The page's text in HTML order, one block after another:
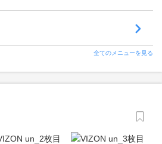
全てのメニューを見る